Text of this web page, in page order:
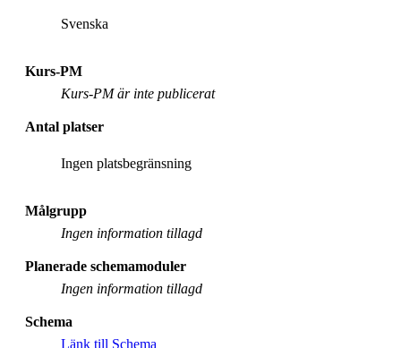
Svenska
Kurs-PM
Kurs-PM är inte publicerat
Antal platser
Ingen platsbegränsning
Målgrupp
Ingen information tillagd
Planerade schemamoduler
Ingen information tillagd
Schema
Länk till Schema